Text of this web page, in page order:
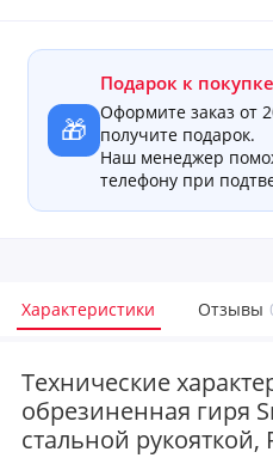
🎁
Подарок к покупке
Оформите заказ от
получите подарок.
Наш менеджер
телефону при
Характеристики Отзывы
Технические
обрезиненная гиря
стальной рукояткой,